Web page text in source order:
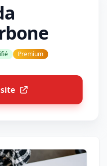
Premium